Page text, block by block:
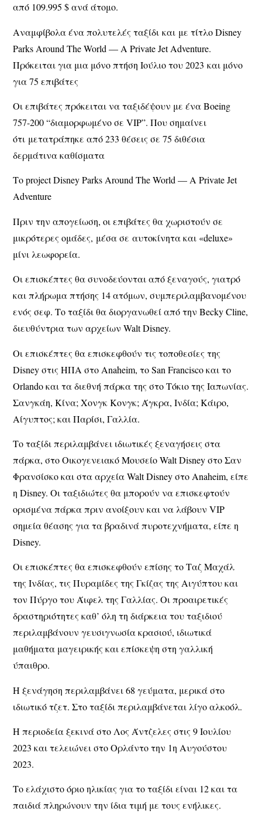
από 109.995 $ ανά άτομο.
Αναμφίβολα ένα πολυτελές ταξίδι και με τίτλο Disney
Parks Around The World — A Private Jet Adventure.
Πρόκειται για μια μόνο πτήση Ιούλιο του 2023 και μόνο
για 75 επιβάτες
Οι επιβάτες πρόκειται να ταξιδέψουν με ένα Boeing
757-200 “διαμορφωμένο σε VIP”. Που σημαίνει
ότι μετατράπηκε από 233 θέσεις σε 75 διθέσια
δερμάτινα καθίσματα
Το project Disney Parks Around The World — A Private Jet
Adventure
Πριν την απογείωση, οι επιβάτες θα χωριστούν σε
μικρότερες ομάδες, μέσα σε αυτοκίνητα και «deluxe»
μίνι λεωφορεία.
Οι επισκέπτες θα συνοδεύονται από ξεναγούς, γιατρό
και πλήρωμα πτήσης 14 ατόμων, συμπεριλαμβανομένου
ενός σεφ. Το ταξίδι θα διοργανωθεί από την Becky Cline,
διευθύντρια των αρχείων Walt Disney.
Οι επισκέπτες θα επισκεφθούν τις τοποθεσίες της
Disney στις ΗΠΑ στο Anaheim, το San Francisco και το
Orlando και τα διεθνή πάρκα της στο Τόκιο της Ιαπωνίας.
Σανγκάη, Κίνα; Χονγκ Κονγκ; Άγκρα, Ινδία; Κάιρο,
Αίγυπτος; και Παρίσι, Γαλλία.
Το ταξίδι περιλαμβάνει ιδιωτικές ξεναγήσεις στα
πάρκα, στο Οικογενειακό Μουσείο Walt Disney στο Σαν
Φρανσίσκο και στα αρχεία Walt Disney στο Anaheim, είπε
η Disney. Οι ταξιδιώτες θα μπορούν να επισκεφτούν
ορισμένα πάρκα πριν ανοίξουν και να λάβουν VIP
σημεία θέασης για τα βραδινά πυροτεχνήματα, είπε η
Disney.
Οι επισκέπτες θα επισκεφθούν επίσης το Ταζ Μαχάλ
της Ινδίας, τις Πυραμίδες της Γκίζας της Αιγύπτου και
τον Πύργο του Άιφελ της Γαλλίας. Οι προαιρετικές
δραστηριότητες καθ’ όλη τη διάρκεια του ταξιδιού
περιλαμβάνουν γευσιγνωσία κρασιού, ιδιωτικά
μαθήματα μαγειρικής και επίσκεψη στη γαλλική
ύπαιθρο.
Η ξενάγηση περιλαμβάνει 68 γεύματα, μερικά στο
ιδιωτικό τζετ. Στο ταξίδι περιλαμβάνεται λίγο αλκοόλ.
Η περιοδεία ξεκινά στο Λος Άντζελες στις 9 Ιουλίου
2023 και τελειώνει στο Ορλάντο την 1η Αυγούστου
2023.
Το ελάχιστο όριο ηλικίας για το ταξίδι είναι 12 και τα
παιδιά πληρώνουν την ίδια τιμή με τους ενήλικες.